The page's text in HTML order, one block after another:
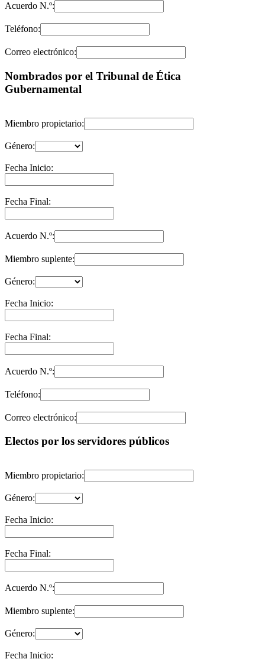
Acuerdo N.º:
Teléfono:
Correo electrónico:
Nombrados por el Tribunal de Ética
Gubernamental
Miembro propietario:
Género:
Fecha Inicio:
Fecha Final:
Acuerdo N.º:
Miembro suplente:
Género:
Fecha Inicio:
Fecha Final:
Acuerdo N.º:
Teléfono:
Correo electrónico:
Electos por los servidores públicos
Miembro propietario:
Género:
Fecha Inicio:
Fecha Final:
Acuerdo N.º:
Miembro suplente:
Género:
Fecha Inicio: